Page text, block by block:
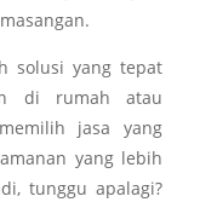
solusi yang tepat
di rumah atau
jasa yang
yang lebih
tunggu apalagi?